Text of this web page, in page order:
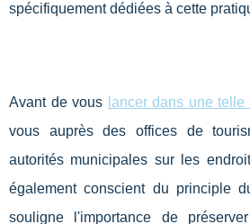
spécifiquement dédiées à cette
Avant de vous lancer dans une telle
vous auprès des offices de
autorités municipales sur les
également conscient du principle
souligne l'importance de